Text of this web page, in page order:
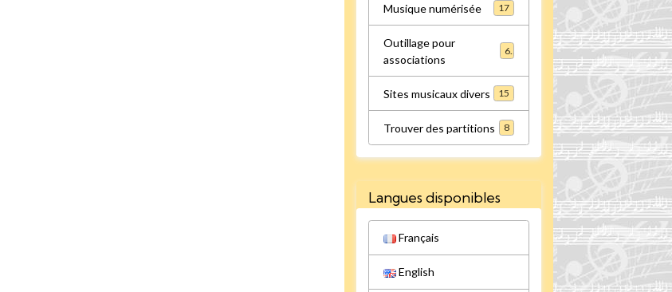
Musique numérisée 17
Outillage pour
associations
Sites musicaux divers 15
Trouver des partitions 8
Langues disponibles
Français
English